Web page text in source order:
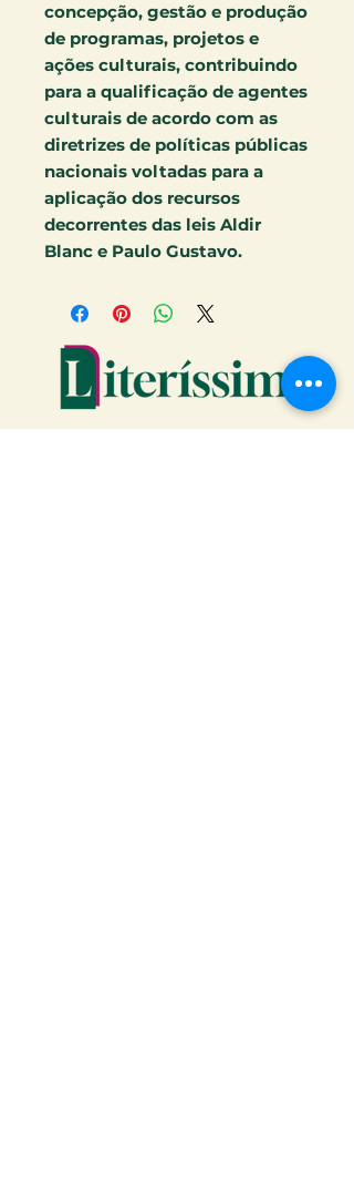
concepção, gestão e produção
de programas, projetos e
ações culturais, contribuindo
para a qualificação de agentes
culturais de acordo com as
diretrizes de políticas públicas
nacionais voltadas para a
aplicação dos recursos
decorrentes das leis Aldir
Blanc e Paulo Gustavo.